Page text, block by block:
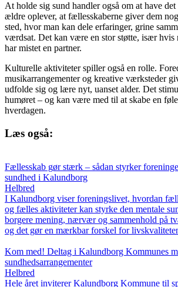
At holde sig sund handler også om at have
ældre oplever, at fællesskaberne giver dem
sted, hvor man kan dele erfaringer, grine
værdsat. Det kan være en stor støtte, især hvis
har mistet en partner.
Kulturelle aktiviteter spiller også en rolle.
musikarrangementer og kreative værksteder
udfolde sig og lære nyt, uanset alder. Det
humøret – og kan være med til at skabe en
hverdagen.
Læs også:
Fællesskab gør stærk – sådan styrker
sundhed i Kalundborg
Helbred
I Kalundborg viser foreningslivet, hvordan
og fælles aktiviteter kan styrke den mentale
borgere mening, nærvær og sammenhold på
og det gør en mærkbar forskel for
Kom med! Deltag i Kalundborg Kommunes
sundhedsarrangementer
Helbred
Hele året inviterer Kalundborg Kommune til